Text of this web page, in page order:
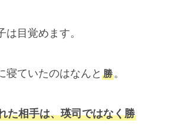
目覚めます。
寝ていたのはなんと 勝。
た相手は、瑛司ではなく勝